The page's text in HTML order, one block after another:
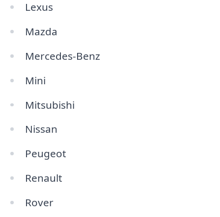
Lexus
Mazda
Mercedes-Benz
Mini
Mitsubishi
Nissan
Peugeot
Renault
Rover